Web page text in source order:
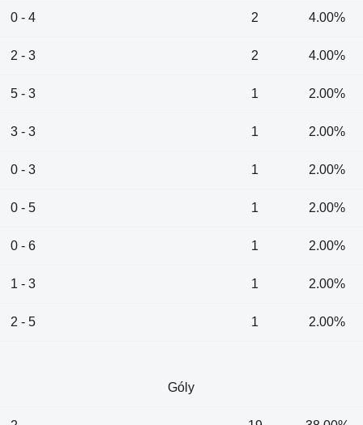
0 - 4 2 4.00%
2 - 3 2 4.00%
5 - 3 1 2.00%
3 - 3 1 2.00%
0 - 3 1 2.00%
0 - 5 1 2.00%
0 - 6 1 2.00%
1 - 3 1 2.00%
2 - 5 1 2.00%
Góly